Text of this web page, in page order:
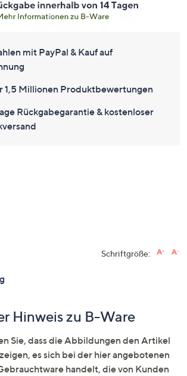
mit PayPal & Kauf auf
1,5 Millionen Produktbewertungen
Rückgabegarantie & kostenloser
Schriftgröße:
Hinweis zu B-Ware
Sie, dass die Abbildungen den Artikel
es sich bei der hier angebotenen
handelt, die von Kunden